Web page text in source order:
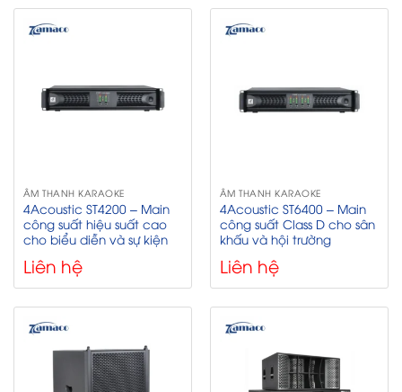
ÂM THANH KARAOKE
4Acoustic ST4200 – Main
công suất hiệu suất cao
cho biểu diễn và sự kiện
Liên hệ
ÂM THANH KARAOKE
4Acoustic ST6400 – Main
công suất Class D cho sân
khấu và hội trường
Liên hệ